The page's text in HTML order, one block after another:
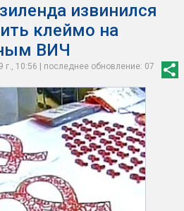
извинился
клеймо на
ВИЧ
г., 10:56 | последнее обновление: 07